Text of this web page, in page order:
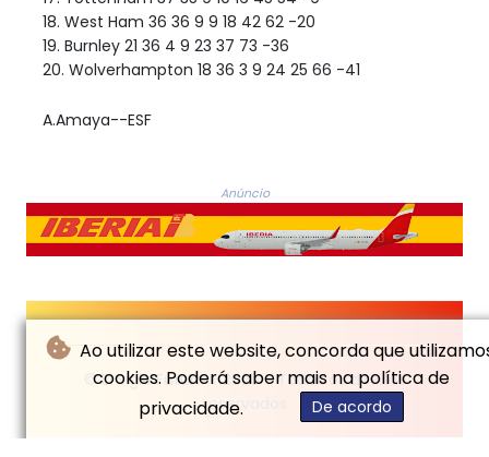
Ao utilizar este website, concorda que
cookies. Poderá saber mais na política de
privacidade.
De acordo
18. West Ham 36 36 9 9 18 42 62 -20
19. Burnley 21 36 4 9 23 37 73 -36
20. Wolverhampton 18 36 3 9 24 25 66 -41
A.Amaya--ESF
Anúncio
© El Siglo Futuro - 2026 - Todos os direitos
reservados